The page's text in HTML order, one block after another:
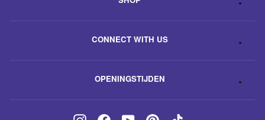
CONNECT WITH US
OPENINGSTIJDEN